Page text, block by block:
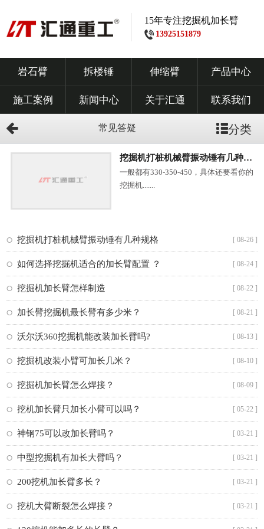
15年专注挖掘机加长臂
13925151879
岩石臂 拆楼锤 伸缩臂 产品中心
施工案例 新闻中心 关于汇通 联系我们
常见答疑 分类
挖掘机打桩机械臂振动锤有几种规格
一般都有330-350-450，具体还要看你的
挖掘机.......
挖掘机打桩机械臂振动锤有几种规格 [ 08-26 ]
如何选择挖掘机适合的加长臂配置 ？ [ 08-24 ]
挖掘机加长臂怎样制造 [ 08-22 ]
加长臂挖掘机最长臂有多少米？ [ 08-21 ]
沃尔沃360挖掘机能改装加长臂吗? [ 08-13 ]
挖掘机改装小臂可加长几米？ [ 08-10 ]
挖掘机加长臂怎么焊接？ [ 08-09 ]
挖机加长臂只加长小臂可以吗？ [ 05-22 ]
神钢75可以改加长臂吗？ [ 03-21 ]
中型挖掘机有加长大臂吗？ [ 03-21 ]
200挖机加长臂多长？ [ 03-21 ]
挖机大臂断裂怎么焊接？ [ 03-21 ]